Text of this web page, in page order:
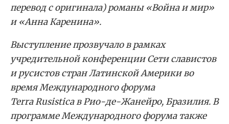
перевод с оригинала) романы «Война и мир»
и«Анна Каренина».
Выступлениепрозвучаловрамках
учредительной конференции Сети славистов
и русистов стран Латинской Америкиво
время Международного форума
TerraRusisticaв Рио-де-Жанейро, Бразилия. В
программеМеждународного форуматакже